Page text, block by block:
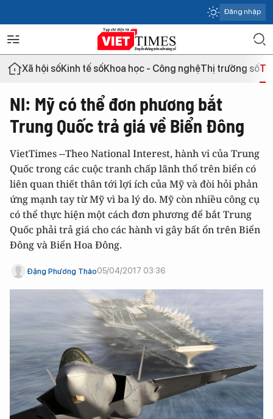
Đăng nhập
Xã hội sốKinh tế sốKhoa học - Công nghệThị trường số
NI: Mỹ có thể đơn phương bắt
Trung Quốc trả giá về Biển Đông
VietTimes --Theo National Interest, hành vi của Trung
Quốc trong các cuộc tranh chấp lãnh thổ trên biển có
liên quan thiết thân tới lợi ích của Mỹ và đòi hỏi phản
ứng mạnh tay từ Mỹ vì ba lý do. Mỹ còn nhiều công cụ
có thể thực hiện một cách đơn phương để bắt Trung
Quốc phải trả giá cho các hành vi gây bất ổn trên Biển
Đông và Biển Hoa Đông.
Đặng Phương Thảo05/04/2017 03:36